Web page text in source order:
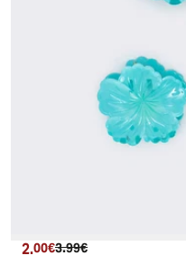
Prezzo attuale
2.00€ Prezzo originale
3.99€